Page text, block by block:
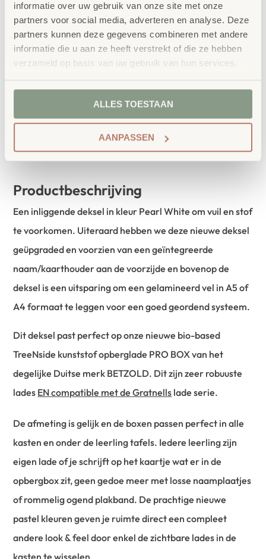
informatie over uw gebruik van onze site met onze
partners voor social media, adverteren en analyse. Deze
partners kunnen deze gegevens combineren met andere
informatie die u aan ze heeft verstrekt of die ze hebben
verzameld op basis van uw gebruik van hun services.
ALLES TOESTAAN
AANPASSEN
Handige deksel voor opberglade met
geïntegreerde naam en kaarthouders.
IN WINKELWAGEN
Productbeschrijving
Een inliggende deksel in kleur Pearl White om vuil en stof
te voorkomen. Uiteraard hebben we deze nieuwe deksel
geüpgraded en voorzien van een geïntegreerde
naam/kaarthouder aan de voorzijde en bovenop de
deksel is een uitsparing om een gelamineerd vel in A5 of
A4 formaat te leggen voor een goed geordend systeem.
Dit deksel past perfect op onze nieuwe bio-based
TreeNside kunststof opberglade PRO BOX van het
degelijke Duitse merk BETZOLD. Dit zijn zeer robuuste
lades EN compatible met de Gratnells lade serie.
De afmeting is gelijk en de boxen passen perfect in alle
kasten en onder de leerling tafels. Iedere leerling zijn
eigen lade of je schrijft op het kaartje wat er in de
opbergbox zit, geen gedoe meer met losse naamplaatjes
of rommelig ogend plakband. De prachtige nieuwe
pastel kleuren geven je ruimte direct een compleet
andere look & feel door enkel de zichtbare lades in de
kasten te wisselen.